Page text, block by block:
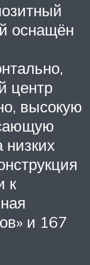
оснащён
центр
высокую
низких
к
и 167